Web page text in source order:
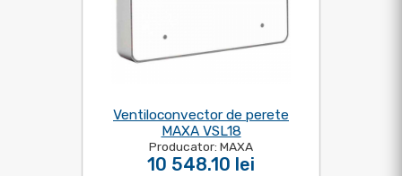
Ventiloconvector de perete
MAXA VSL18
Producator: MAXA
10 548.10 lei